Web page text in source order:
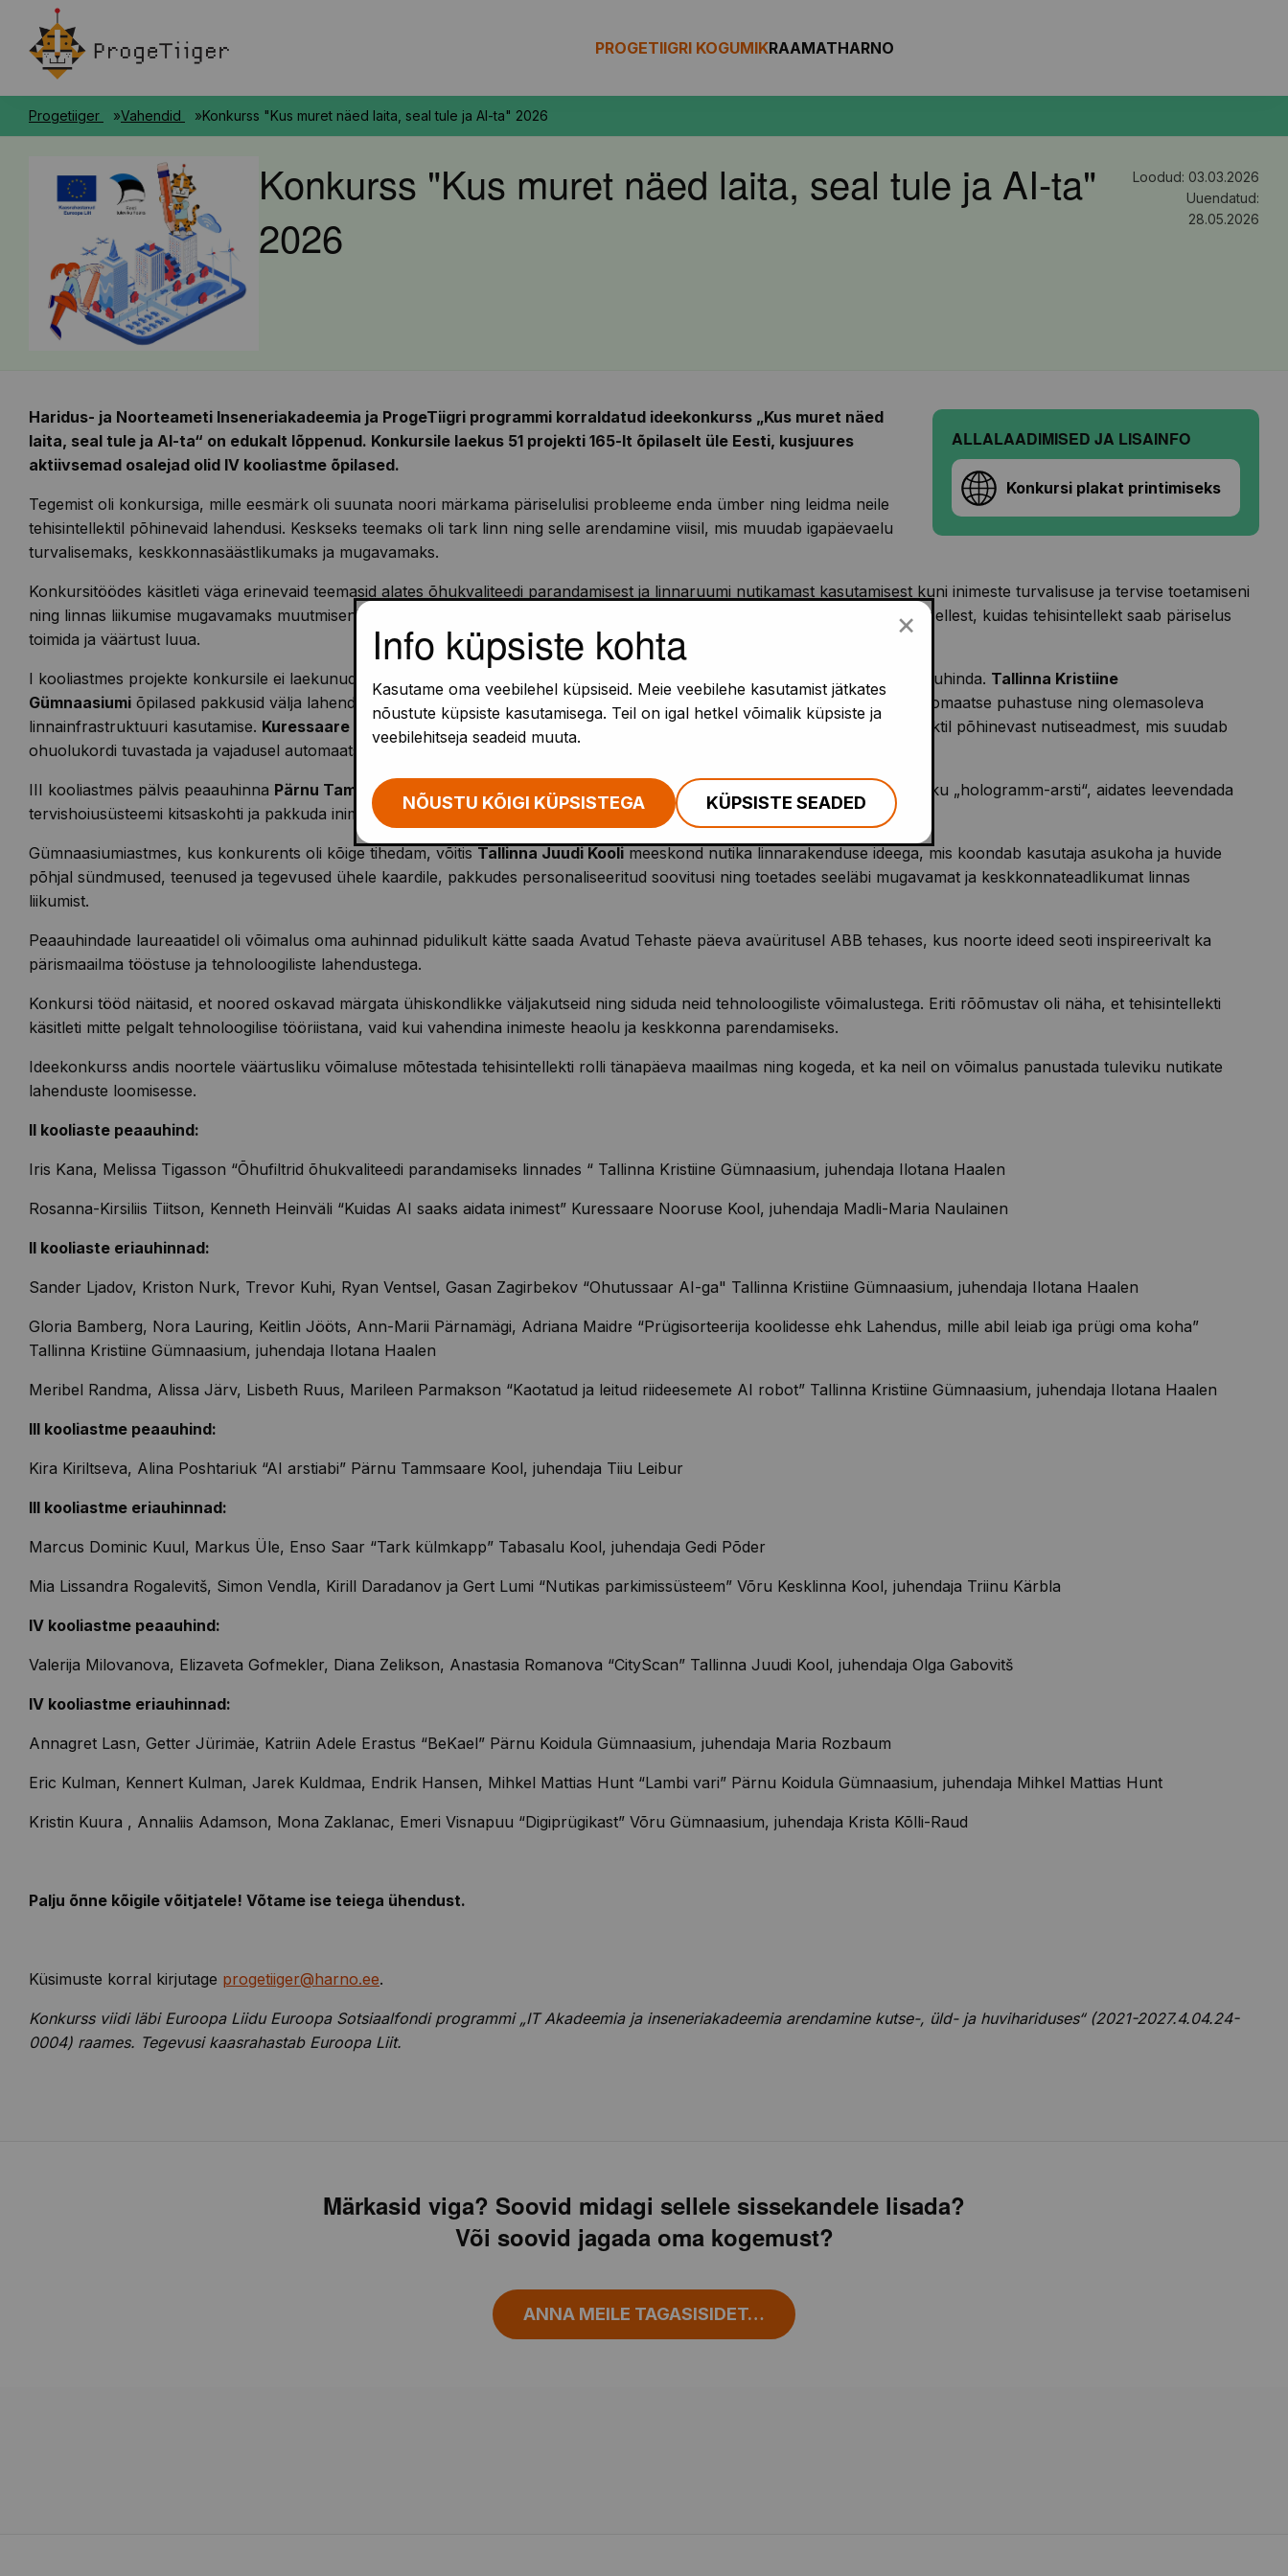
PROGETIIGRI KOGUMIKRAAMATHARNO
Progetiiger Vahendid Konkurss "Kus muret näed laita, seal tule ja AI-ta" 2026
Konkurss "Kus muret näed laita, seal tule ja AI-ta"
2026
Loodud: 03.03.2026
Uuendatud:
28.05.2026
ALLALAADIMISED JA LISAINFO
Konkursi plakat printimiseks
Haridus- ja Noorteameti Inseneriakadeemia ja ProgeTiigri programmi korraldatud ideekonkurss „Kus muret näed
laita, seal tule ja AI-ta“ on edukalt lõppenud. Konkursile laekus 51 projekti 165-lt õpilaselt üle Eesti, kusjuures
aktiivsemad osalejad olid IV kooliastme õpilased.
Tegemist oli konkursiga, mille eesmärk oli suunata noori märkama päriselulisi probleeme enda ümber ning leidma neile
tehisintellektil põhinevaid lahendusi. Keskseks teemaks oli tark linn ning selle arendamine viisil, mis muudab igapäevaelu
turvalisemaks, keskkonnasäästlikumaks ja mugavamaks.
Konkursitöödes käsitleti väga erinevaid teemasid alates õhukvaliteedi parandamisest ja linnaruumi nutikamast kasutamisest kuni inimeste turvalisuse ja tervise toetamiseni
ning linnas liikumise mugavamaks muutmiseni. Esitatud ideed paistsid silma nii loovuse, praktilisuse kui ka selge arusaamaga sellest, kuidas tehisintellekt saab päriselus
toimida ja väärtust luua.
I kooliastmes projekte konkursile ei laekunud, mistõttu otsustas žürii tugeva taseme tõttu II kooliastmes välja anda kaks peaauhinda. Tallinna Kristiine
Gümnaasiumi õpilased pakkusid välja lahenduse linnade õhukvaliteedi parandamiseks, sidudes nutikalt saaste mõõtmise, automaatse puhastuse ning olemasoleva
linnainfrastruktuuri kasutamise. Kuressaare Nooruse Kooli
töö keskendus inimeste turvalisusele, pakkudes ideed tehisintellektil põhinevast nutiseadmest, mis suudab
ohuolukordi tuvastada ja vajadusel automaatselt abi kutsuda.
III kooliastmes pälvis peaauhinna Pärnu Tammsaare Kool
tööga „AI Arstiabi“, mis kujutas ette tehisintellektil põhinevat isiklikku „hologramm-arsti“, aidates leevendada
tervishoiusüsteemi kitsaskohti ja pakkuda inimestele kiiret tuge igapäevastes tervisemuredes.
Gümnaasiumiastmes, kus konkurents oli kõige tihedam, võitis Tallinna Juudi Kooli meeskond nutika linnarakenduse ideega, mis koondab kasutaja asukoha ja huvide
põhjal sündmused, teenused ja tegevused ühele kaardile, pakkudes personaliseeritud soovitusi ning toetades seeläbi mugavamat ja keskkonnateadlikumat linnas
liikumist.
Peaauhindade laureaatidel oli võimalus oma auhinnad pidulikult kätte saada Avatud Tehaste päeva avaüritusel ABB tehases, kus noorte ideed seoti inspireerivalt ka
pärismaailma tööstuse ja tehnoloogiliste lahendustega.
Konkursi tööd näitasid, et noored oskavad märgata ühiskondlikke väljakutseid ning siduda neid tehnoloogiliste võimalustega. Eriti rõõmustav oli näha, et tehisintellekti
käsitleti mitte pelgalt tehnoloogilise tööriistana, vaid kui vahendina inimeste heaolu ja keskkonna parendamiseks.
Ideekonkurss andis noortele väärtusliku võimaluse mõtestada tehisintellekti rolli tänapäeva maailmas ning kogeda, et ka neil on võimalus panustada tuleviku nutikate
lahenduste loomisesse.
II kooliaste peaauhind:
Iris Kana, Melissa Tigasson “Õhufiltrid õhukvaliteedi parandamiseks linnades “ Tallinna Kristiine Gümnaasium, juhendaja Ilotana Haalen
Rosanna-Kirsiliis Tiitson, Kenneth Heinväli “Kuidas AI saaks aidata inimest” Kuressaare Nooruse Kool, juhendaja Madli-Maria Naulainen
II kooliaste eriauhinnad:
Sander Ljadov, Kriston Nurk, Trevor Kuhi, Ryan Ventsel, Gasan Zagirbekov “Ohutussaar AI-ga" Tallinna Kristiine Gümnaasium, juhendaja Ilotana Haalen
Gloria Bamberg, Nora Lauring, Keitlin Jööts, Ann-Marii Pärnamägi, Adriana Maidre “Prügisorteerija koolidesse ehk Lahendus, mille abil leiab iga prügi oma koha”
Tallinna Kristiine Gümnaasium, juhendaja Ilotana Haalen
Meribel Randma, Alissa Järv, Lisbeth Ruus, Marileen Parmakson “Kaotatud ja leitud riideesemete AI robot” Tallinna Kristiine Gümnaasium, juhendaja Ilotana Haalen
III kooliastme peaauhind:
Kira Kiriltseva, Alina Poshtariuk “AI arstiabi” Pärnu Tammsaare Kool, juhendaja Tiiu Leibur
III kooliastme eriauhinnad:
Marcus Dominic Kuul, Markus Üle, Enso Saar “Tark külmkapp” Tabasalu Kool, juhendaja Gedi Põder
Mia Lissandra Rogalevitš, Simon Vendla, Kirill Daradanov ja Gert Lumi “Nutikas parkimissüsteem” Võru Kesklinna Kool, juhendaja Triinu Kärbla
IV kooliastme peaauhind:
Valerija Milovanova, Elizaveta Gofmekler, Diana Zelikson, Anastasia Romanova “CityScan” Tallinna Juudi Kool, juhendaja Olga Gabovitš
IV kooliastme eriauhinnad:
Annagret Lasn, Getter Jürimäe, Katriin Adele Erastus “BeKael” Pärnu Koidula Gümnaasium, juhendaja Maria Rozbaum
Eric Kulman, Kennert Kulman, Jarek Kuldmaa, Endrik Hansen, Mihkel Mattias Hunt “Lambi vari” Pärnu Koidula Gümnaasium, juhendaja Mihkel Mattias Hunt
Kristin Kuura , Annaliis Adamson, Mona Zaklanac, Emeri Visnapuu “Digiprügikast” Võru Gümnaasium, juhendaja Krista Kõlli-Raud
Palju õnne kõigile võitjatele! Võtame ise teiega ühendust.
Küsimuste korral kirjutage progetiiger@harno.ee.
Konkurss viidiläbi Euroopa Liidu Euroopa Sotsiaalfondi programmi „IT Akadeemia ja inseneriakadeemia arendamine kutse-, üld- ja huvihariduses“ (2021-2027.4.04.24-
0004) raames. Tegevusi kaasrahastab Euroopa Liit.
Märkasid viga? Soovid midagi sellele sissekandele lisada?
Või soovid jagada oma kogemust?
ANNA MEILE TAGASISIDET…
Info küpsiste kohta
Kasutame oma veebilehel küpsiseid. Meie veebilehe kasutamist jätkates
nõustute küpsiste kasutamisega. Teil on igal hetkel võimalik küpsiste ja
veebilehitseja seadeid muuta.
NÕUSTU KÕIGI KÜPSISTEGA KÜPSISTE SEADED
×